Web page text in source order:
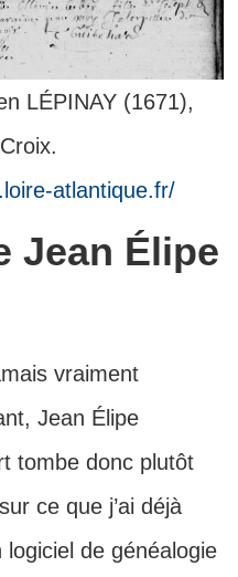
LÉPINAY (1671),
atlantique.fr/
Jean Élipe
vraiment
Jean Élipe
tombe donc plutôt
ce que j’ai déjà
de généalogie